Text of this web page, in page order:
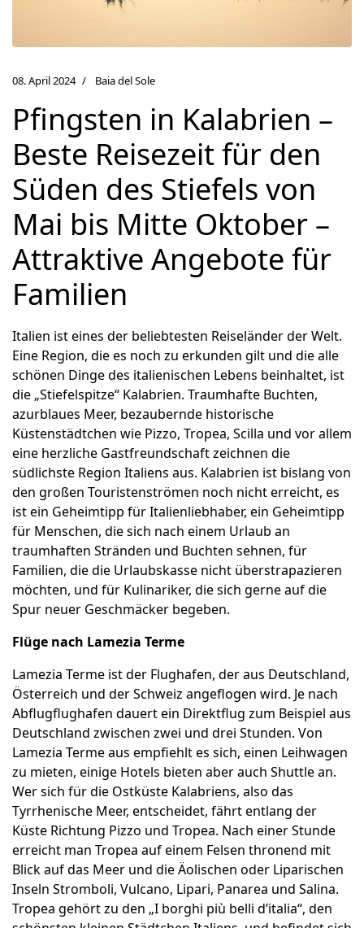
08. April 2024 Baia del Sole
Pfingsten in Kalabrien –
Beste Reisezeit für den
Süden des Stiefels von
Mai bis Mitte Oktober –
Attraktive Angebote für
Familien
Italien ist eines der beliebtesten Reiseländer der Welt.
Eine Region, die es noch zu erkunden gilt und die alle
schönen Dinge des italienischen Lebens beinhaltet, ist
die „Stiefelspitze“ Kalabrien. Traumhafte Buchten,
azurblaues Meer, bezaubernde historische
Küstenstädtchen wie Pizzo, Tropea, Scilla und vor allem
eine herzliche Gastfreundschaft zeichnen die
südlichste Region Italiens aus. Kalabrien ist bislang von
den großen Touristenströmen noch nicht erreicht, es
ist ein Geheimtipp für Italienliebhaber, ein Geheimtipp
für Menschen, die sich nach einem Urlaub an
traumhaften Stränden und Buchten sehnen, für
Familien, die die Urlaubskasse nicht überstrapazieren
möchten, und für Kulinariker, die sich gerne auf die
Spur neuer Geschmäcker begeben.
Flüge nach Lamezia Terme
Lamezia Terme ist der Flughafen, der aus Deutschland,
Österreich und der Schweiz angeflogen wird. Je nach
Abflugflughafen dauert ein Direktflug zum Beispiel aus
Deutschland zwischen zwei und drei Stunden. Von
Lamezia Terme aus empfiehlt es sich, einen Leihwagen
zu mieten, einige Hotels bieten aber auch Shuttle an.
Wer sich für die Ostküste Kalabriens, also das
Tyrrhenische Meer, entscheidet, fährt entlang der
Küste Richtung Pizzo und Tropea. Nach einer Stunde
erreicht man Tropea auf einem Felsen thronend mit
Blick auf das Meer und die Äolischen oder Liparischen
Inseln Stromboli, Vulcano, Lipari, Panarea und Salina.
Tropea gehört zu den „I borghi più belli d’italia“, den